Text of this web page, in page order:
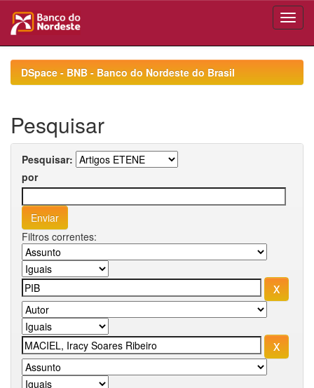
navigationDSpace - BNB - Banco do Nordeste do Brasil
Pesquisar
Pesquisar:
por
Filtros correntes: